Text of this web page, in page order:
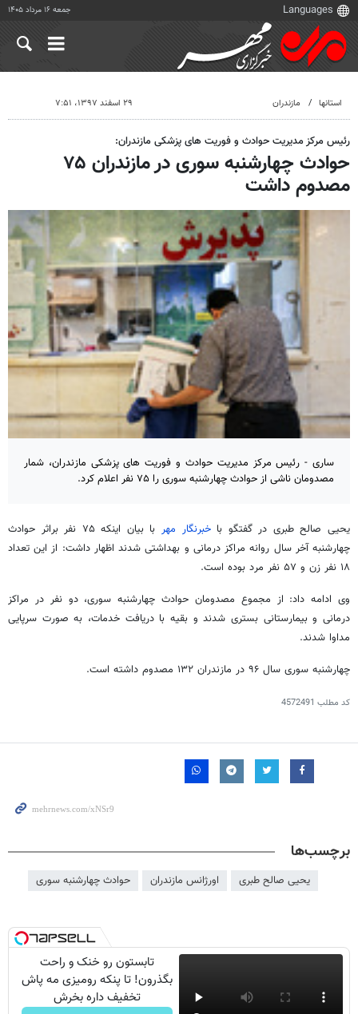
جمعه ۱۶ مرداد ۱۴۰۵
استانها مازندران ۲۹ اسفند ۱۳۹۷، ۷:۵۱
رئیس مرکز مدیریت حوادث و فوریت های پزشکی مازندران:
حوادث چهارشنبه سوری در مازندران ۷۵
مصدوم داشت
ساری - رئیس مرکز مدیریت حوادث و فوریت های پزشکی مازندران، شمار
مصدومان ناشی از حوادث چهارشنبه سوری را ۷۵ نفر اعلام کرد.
یحیی صالح طبری در گفتگو باخبرنگار مهر
با بیان اینکه ۷۵ نفر براثر حوادث
چهارشنبه آخر سال روانه مراکز درمانی و بهداشتی شدند اظهار داشت: از این تعداد
۱۸ نفر زن و ۵۷ نفر مرد بوده است.
وی ادامه داد: از مجموع مصدومان حوادث چهارشنبه سوری، دو نفر در مراکز
درمانی و بیمارستانی بستری شدند و بقیه با دریافت خدمات، به صورت سرپایی
مداوا شدند.
چهارشنبه سوری سال ۹۶ در مازندران ۱۳۲ مصدوم داشته است.
کد مطلب 4572491
برچسب‌ها
یحیی صالح طبری اورژانس مازندران حوادث چهارشنبه سوری
تابستون رو خنک و راحت
بگذرون! تا پنکه رومیزی مه پاش
تخفیف داره بخرش